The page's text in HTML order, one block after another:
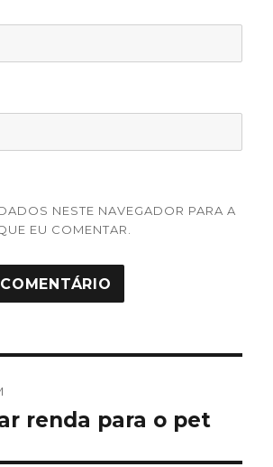
NESTE NAVEGADOR PARA A
EU COMENTAR.
renda para o pet